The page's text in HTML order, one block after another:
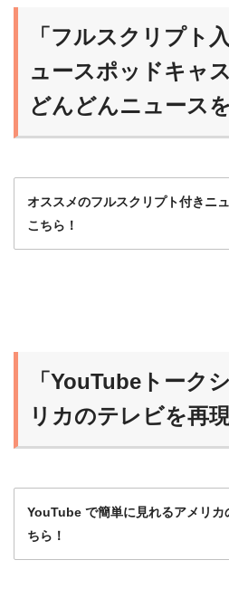
「フルスクリプト
ュースポッドキャ
どんどんニュース
オススメのフルスクリプト付きニ
こちら！
らいおん
慣れれば、だんだ
ようになるよ！
「YouTubeトーク
リカのテレビを再
YouTube で簡単に見れるアメリカ
ちら！